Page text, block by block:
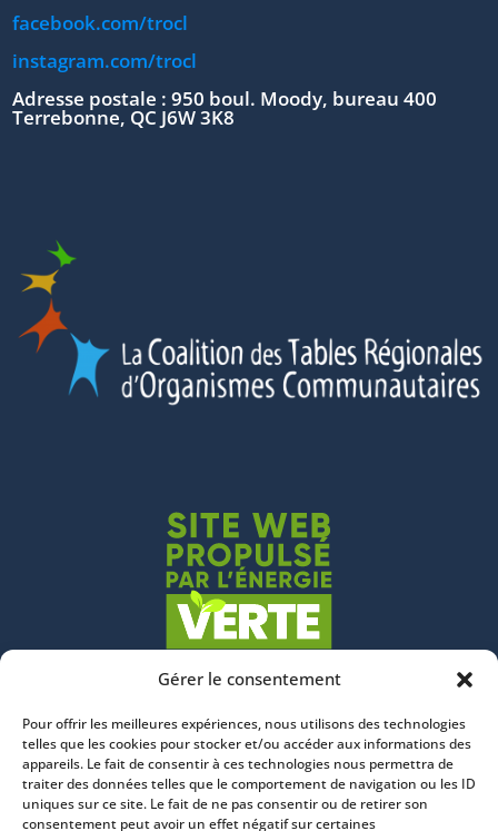
Gérer le consentement
Pour offrir les meilleures expériences, nous utilisons des technologies
telles que les cookies pour stocker et/ou accéder aux informations des
appareils. Le fait de consentir à ces technologies nous permettra de
traiter des données telles que le comportement de navigation ou les ID
uniques sur ce site. Le fait de ne pas consentir ou de retirer son
consentement peut avoir un effet négatif sur certaines
facebook.com/trocl
instagram.com/trocl
Adresse postale : 950 boul. Moody, bureau 400
Terrebonne, QC J6W 3K8